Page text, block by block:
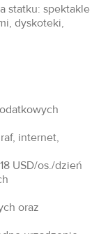
statku: spektakle
dyskoteki,
internet,
USD/os./dzień
oraz